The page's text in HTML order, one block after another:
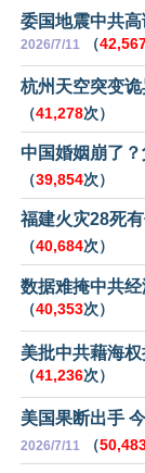
委国地震中共
2026/7/11 （
杭州天空突变
（41,278次）
中国婚姻崩了
（39,854次）
福建火灾28死
（40,684次）
数据难掩中共
（40,353次）
美批中共藉海
（41,236次）
美国果断出手
2026/7/11 （